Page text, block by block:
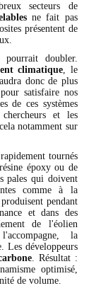
secteurs de
ne fait pas
présentent de
doubler.
climatique, le
donc de plus
satisfaire nos
de ces systèmes
et les
notamment sur
tournés
époxy ou de
pales qui doivent
comme à la
pendant
et dans des
de l'éolien
la
Les développeurs
. Résultat :
optimisé,
de volume.